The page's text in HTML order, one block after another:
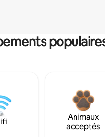
Animaux
acceptés